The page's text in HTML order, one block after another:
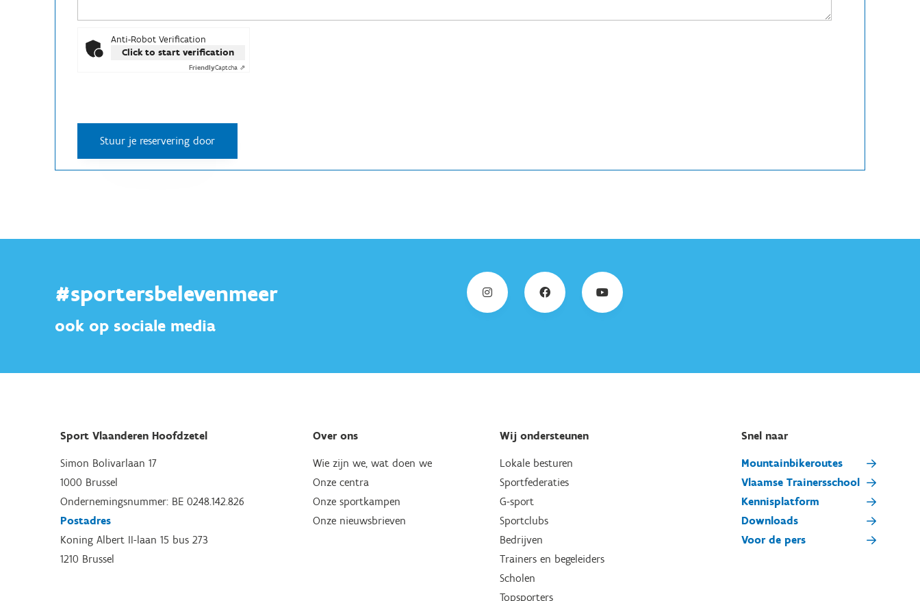
Anti-Robot Verification
Click to start verification
FriendlyCaptcha ⇗
#sportersbelevenmeer
ook op sociale media
Sport Vlaanderen Hoofdzetel
Simon Bolivarlaan 17
1000 Brussel
Ondernemingsnummer: BE 0248.142.826
Postadres
Koning Albert II-laan 15 bus 273
1210 Brussel
Over ons
Wie zijn we, wat doen we
Onze centra
Onze sportkampen
Onze nieuwsbrieven
Wij ondersteunen
Lokale besturen
Sportfederaties
G-sport
Sportclubs
Bedrijven
Trainers en begeleiders
Scholen
Topsporters
Snel naar
Mountainbikeroutes
Vlaamse Trainersschool
Kennisplatform
Downloads
Voor de pers